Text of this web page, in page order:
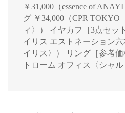
￥31,000（essence of
グ ￥34,000（CPR TOKYO
ィ〉） イヤカフ［3点セッ
イリス エストネーション
イリス〉） リング［参考
トローム オフィス〈シャル